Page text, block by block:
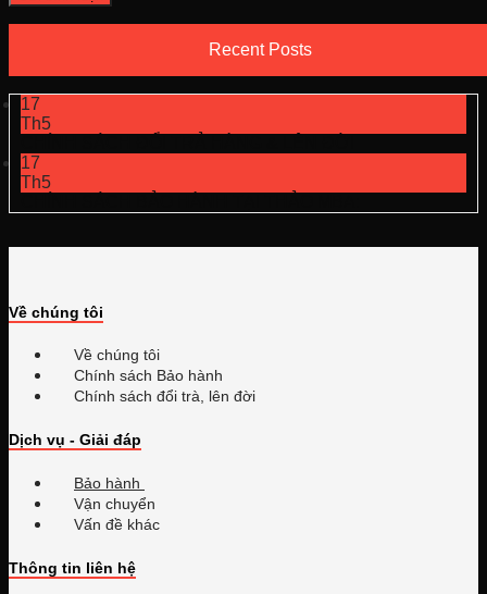
Recent Posts
17
Th5
17
Th5
Về chúng tôi
Về chúng tôi
Chính sách Bảo hành
Chính sách đổi trà, lên đời
Dịch vụ - Giải đáp
Bảo hành
Vận chuyển
Vấn đề khác
Thông tin liên hệ